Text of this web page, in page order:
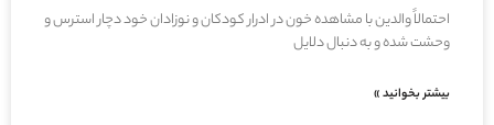
احتمالاً والدین با مشاهده خون در ادرار کودکان و نوزادان خود دچار استرس و
وحشت شده و به دنبال دلایل
بیشتر بخوانید »